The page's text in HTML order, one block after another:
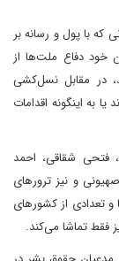
که با پول و رسانه بر
خود دفاع ملت‌ها از
در مقابل نسل‌کشی
به اینگونه اقدامات
فتحی شقاقی، احمد
و نیز ترورهای
و تعدادی از کشورهای
فقط تماشا می‌کند.